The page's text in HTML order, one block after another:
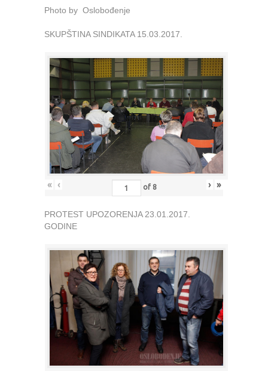
Photo by Oslobođenje
SKUPŠTINA SINDIKATA 15.03.2017.
« ‹ of 8 › »
PROTEST UPOZORENJA 23.01.2017.
GODINE